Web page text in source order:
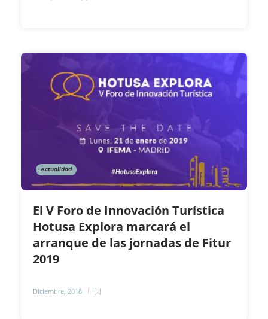
Actualidad
El V Foro de Innovación Turística
Hotusa Explora marcará el
arranque de las jornadas de Fitur
2019
Diciembre, 2018